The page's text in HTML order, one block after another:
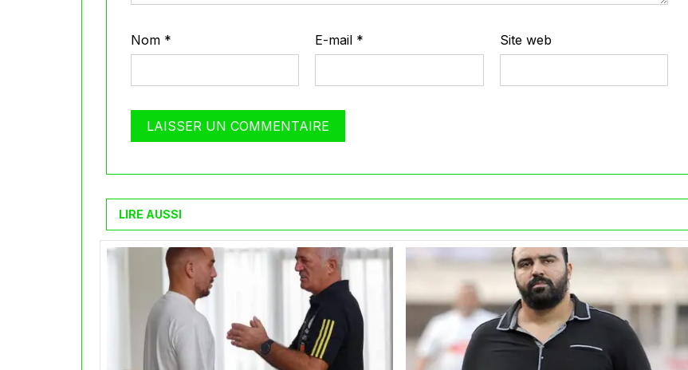
Nom * E-mail * Site web
LIRE AUSSI